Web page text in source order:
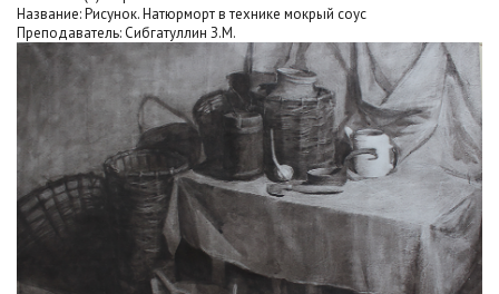
Название: Рисунок. Натюрморт в технике мокрый соус
Преподаватель: Сибгатуллин З.М.